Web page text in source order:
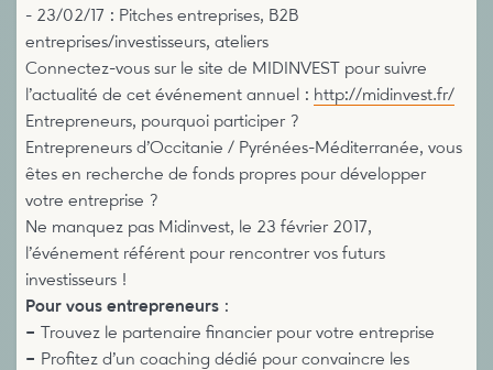
- 23/02/17 : Pitches entreprises, B2B
entreprises/investisseurs, ateliers
Connectez-vous sur le site de MIDINVEST pour suivre
l’actualité de cet événement annuel : http://midinvest.fr/
Entrepreneurs, pourquoi participer ?
Entrepreneurs d’Occitanie / Pyrénées-Méditerranée, vous
êtes en recherche de fonds propres pour développer
votre entreprise ?
Ne manquez pas Midinvest, le 23 février 2017,
l’événement référent pour rencontrer vos futurs
investisseurs !
Pour vous entrepreneurs :
– Trouvez le partenaire financier pour votre entreprise
– Profitez d’un coaching dédié pour convaincre les